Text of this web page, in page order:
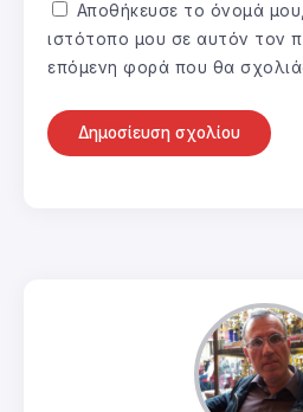
Αποθήκευσε το όνομά
ιστότοπο μου σε αυτόν τον
επόμενη φορά που θα